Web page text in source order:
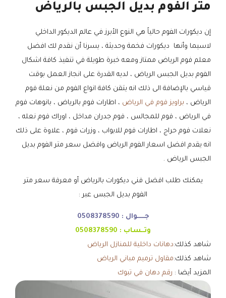
متر الفوم بديل الجبس بالرياض
إن ديكورات الفوم حالياً هي النوع الأبرز في عالم الديكور الداخلي
لاسيما وأنها ديكورات فخمة وحديثة ، يسرنا أن نقدم لك افضل
معلم فوم الرياض ممتاز ومعه خبرة طويلة في تنفيذ كافة اشكال
الفوم بديل الجبس الرياض ، لديه القدرة على انجاز العمل بوقت
قياسي بالإضافة الى ذلك انه يتقن كافة انواع الفوم من نعلة فوم
الرياض ، براويز فوم في الرياض ، اطارات فوم بالرياض ، بانوهات فوم
في الرياض ، فوم للمجالس ، فوم جدران مداخل ، اوراك فوم نعله ،
نعلات فوم حراج ، اطارات فوم للابواب ، وزرات فوم ، علاوة على ذلك
انه يقدم افضل اسعار الفوم الرياض وافضل سعر متر الفوم بديل
الجبس الرياض .
يمكنك طلب افضل فني ديكورات بالرياض أو معرفة سعر متر
الفوم بديل الجبس عبر :
جـــــوال : 0508378590
وتــساب : 0508378590
شاهد كذلك:دهانات داخلية للمنازل الرياض
شاهد كذلك:مقاول ترميم مباني الرياض
المزيد أيضا : رقم دهان في تبوك